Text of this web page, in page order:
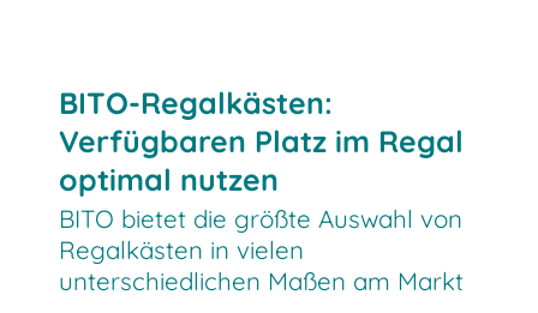
BITO-Regalkästen:
Verfügbaren Platz im Regal
optimal nutzen
BITO bietet die größte Auswahl von
Regalkästen in vielen
unterschiedlichen Maßen am Markt